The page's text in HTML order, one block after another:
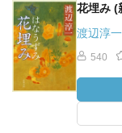
花埋み (
渡辺淳一
540